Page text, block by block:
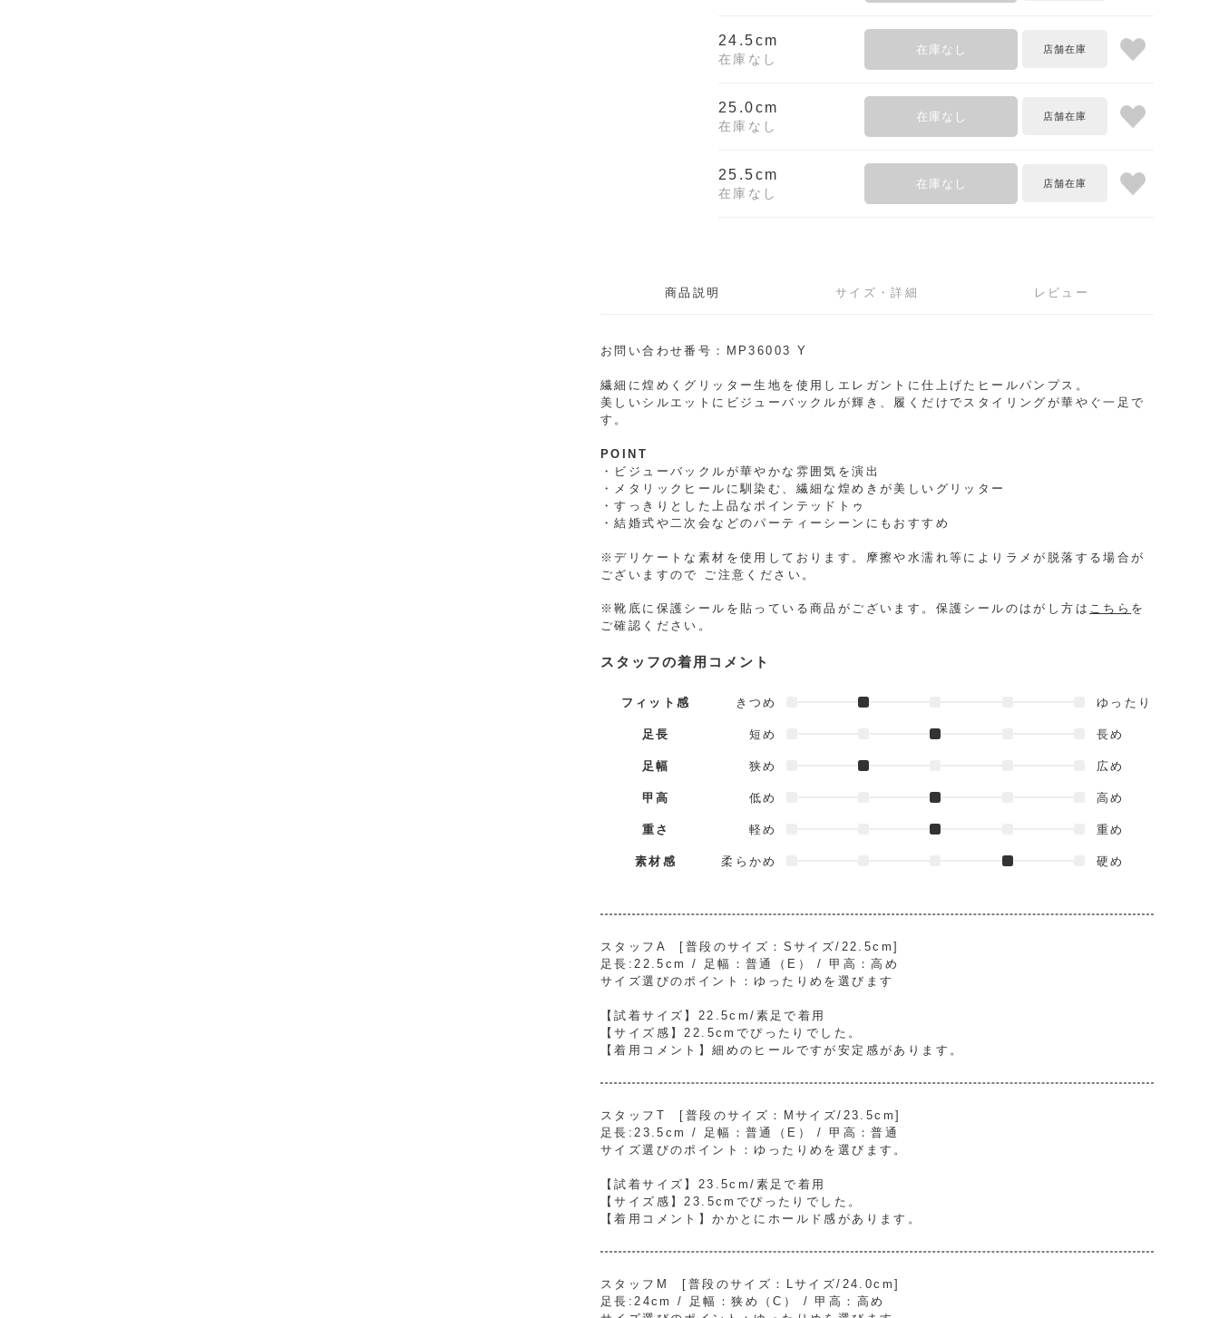
24.5cm
在庫なし
在庫なし
25.0cm
在庫なし
在庫なし
25.5cm
在庫なし
在庫なし
商品説明 サイズ・詳細 レビュー
お問い合わせ番号：MP36003 Y
繊細に煌めくグリッター生地を使用しエレガントに仕上げたヒールパンプス。
美しいシルエットにビジューバックルが輝き、履くだけでスタイリングが華やぐ一足で
す。
POINT
・ビジューバックルが華やかな雰囲気を演出
・メタリックヒールに馴染む、繊細な煌めきが美しいグリッター
・すっきりとした上品なポインテッドトゥ
・結婚式や二次会などのパーティーシーンにもおすすめ
※デリケートな素材を使用しております。摩擦や水濡れ等によりラメが脱落する場合が
ございますので ご注意ください。
※靴底に保護シールを貼っている商品がございます。保護シールのはがし方は こちら を
ご確認ください。
スタッフの着用コメント
フィット感 きつめ ゆったり
足長 短め 長め
足幅 狭め 広め
甲高 低め 高め
重さ 軽め 重め
素材感 柔らかめ 硬め
スタッフA [普段のサイズ：Sサイズ/22.5cm]
足長:22.5cm / 足幅：普通（E） / 甲高：高め
サイズ選びのポイント：ゆったりめを選びます
【試着サイズ】22.5cm/素足で着用
【サイズ感】22.5cmでぴったりでした。
【着用コメント】細めのヒールですが安定感があります。
スタッフT [普段のサイズ：Mサイズ/23.5cm]
足長:23.5cm / 足幅：普通（E） / 甲高：普通
サイズ選びのポイント：ゆったりめを選びます。
【試着サイズ】23.5cm/素足で着用
【サイズ感】23.5cmでぴったりでした。
【着用コメント】かかとにホールド感があります。
スタッフM [普段のサイズ：Lサイズ/24.0cm]
足長:24cm / 足幅：狭め（C） / 甲高：高め